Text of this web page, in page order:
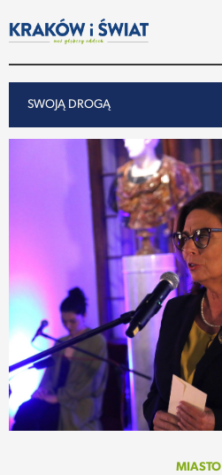
SWOJĄ DROGĄ
SWOJĄ DROGĄ
NOTY ZE ŚWIATA
PO KRAKOSKU
MIASTO
SUBIEKTYWNIE
SPOTKANIE
MIASTO